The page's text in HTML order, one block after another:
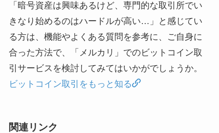
「暗号資産は興味あるけど、専門的な取引所でい
きなり始めるのはハードルが高い…」と感じてい
る方は、機能やよくある質問を参考に、ご自身に
合った方法で、「メルカリ」でのビットコイン取
引サービスを検討してみてはいかがでしょうか。
ビットコイン取引をもっと知る
関連リンク